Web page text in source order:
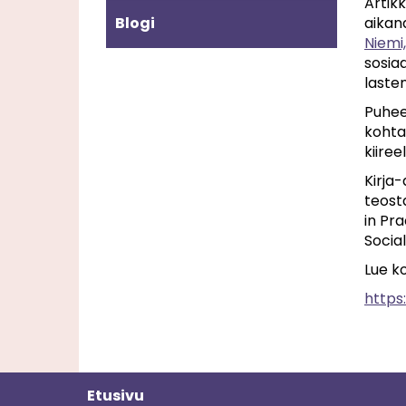
Blogi
in
Lue
Etusivu